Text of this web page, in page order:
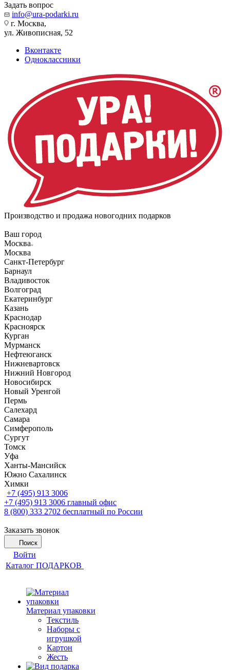
Задать вопрос
info@ura-podarki.ru
г. Москва,
ул. Живописная, 52
Вконтакте
Одноклассники
Производство и продажа новогодних подарков
Ваш город
Москва
Москва
Санкт-Петербург
Барнаул
Владивосток
Волгоград
Екатеринбург
Казань
Краснодар
Красноярск
Курган
Мурманск
Нефтеюганск
Нижневартовск
Нижний Новгород
Новосибирск
Новый Уренгой
Пермь
Салехард
Самара
Симферополь
Сургут
Томск
Уфа
Ханты-Мансийск
Южно Сахалинск
Химки
+7 (495) 913 3006
+7 (495) 913 3006 главный офис
8 (800) 333 2702 бесплатный по России
Заказать звонок
Поиск
Войти
Каталог ПОДАРКОВ
Материал упаковки
Текстиль
Наборы с
игрушкой
Картон
Жесть